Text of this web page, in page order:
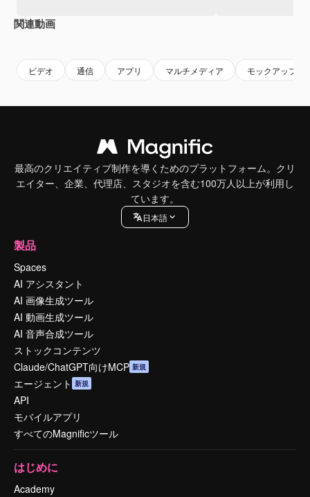
関連動画
ビデオ 通信 アプリ マルチメディア モックアップ
最高のクリエイティブ制作を導くためのプラットフォーム。クリ
エイター、企業、代理店、スタジオを含む100万人以上が利用し
ています。
日本語
製品
Spaces
AI アシスタント
AI 画像生成ツール
AI 動画生成ツール
AI 音声合成ツール
ストックコンテンツ
Claude/ChatGPT向けMCP 新規
エージェント 新規
API
モバイルアプリ
すべてのMagnificツール
はじめに
Academy